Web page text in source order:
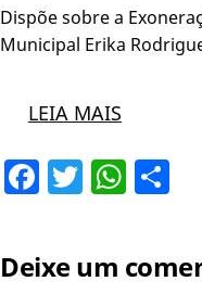
Dispõe sobre a
Municipal Erika
LEIA MAIS
Facebook
Twitter
Deixe um